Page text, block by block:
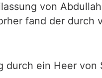
von
fand der durch
ein Heer von